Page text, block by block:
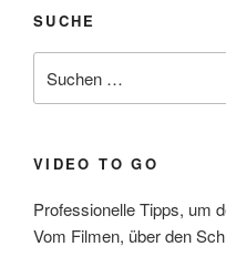
SUCHE
nach:
VIDEO TO GO
Professionelle Tipps, um
Vom Filmen, über den